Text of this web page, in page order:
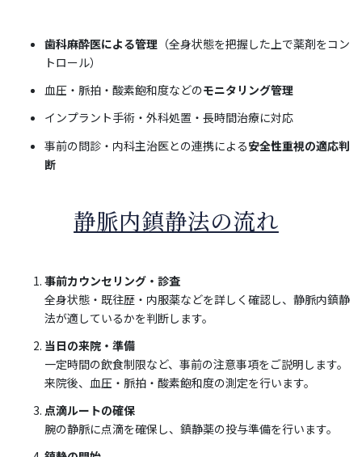
歯科麻酔医による管理 （全身状態を把握した上で薬剤をコン
トロール）
血圧・脈拍・酸素飽和度などのモニタリング管理
インプラント手術・外科処置・長時間治療に対応
事前の問診・内科主治医との連携による安全性重視の適応判
断
静脈内鎮静法の流れ
事前カウンセリング・診査
全身状態・既往歴・内服薬などを詳しく確認し、静脈内鎮静
法が適しているかを判断します。
当日の来院・準備
一定時間の飲食制限など、事前の注意事項をご説明します。
来院後、血圧・脈拍・酸素飽和度の測定を行います。
点滴ルートの確保
腕の静脈に点滴を確保し、鎮静薬の投与準備を行います。